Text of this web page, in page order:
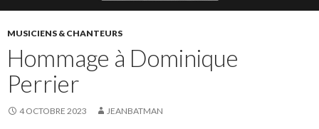
MUSICIENS & CHANTEURS
Hommage à Dominique
Perrier
4 OCTOBRE 2023 JEANBATMAN